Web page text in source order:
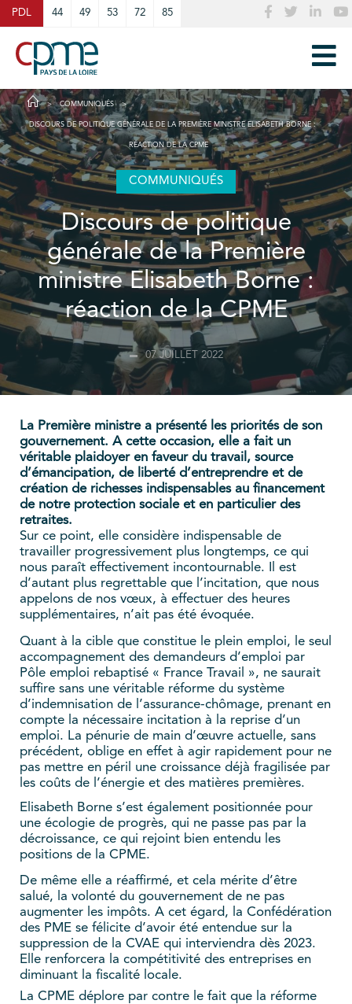
PDL 44 49 53 72 85
COMMUNIQUÉS
DISCOURS DE POLITIQUE GÉNÉRALE DE LA PREMIÈRE MINISTRE ELISABETH BORNE :
RÉACTION DE LA CPME
COMMUNIQUÉS
Discours de politique
générale de la Première
ministre Elisabeth Borne :
réaction de la CPME
07 JUILLET 2022
La Première ministre a présenté les priorités de son
gouvernement. A cette occasion, elle a fait un
véritable plaidoyer en faveur du travail, source
d’émancipation, de liberté d’entreprendre et de
création de richesses indispensables au financement
de notre protection sociale et en particulier des
retraites.
Sur ce point, elle considère indispensable de
travailler progressivement plus longtemps, ce qui
nous paraît effectivement incontournable. Il est
d’autant plus regrettable que l’incitation, que nous
appelons de nos vœux, à effectuer des heures
supplémentaires, n’ait pas été évoquée.
Quant à la cible que constitue le plein emploi, le seul
accompagnement des demandeurs d’emploi par
Pôle emploi rebaptisé « France Travail », ne saurait
suffire sans une véritable réforme du système
d’indemnisation de l’assurance-chômage, prenant en
compte la nécessaire incitation à la reprise d’un
emploi. La pénurie de main d’œuvre actuelle, sans
précédent, oblige en effet à agir rapidement pour ne
pas mettre en péril une croissance déjà fragilisée par
les coûts de l’énergie et des matières premières.
Elisabeth Borne s’est également positionnée pour
une écologie de progrès, qui ne passe pas par la
décroissance, ce qui rejoint bien entendu les
positions de la CPME.
De même elle a réaffirmé, et cela mérite d’être
salué, la volonté du gouvernement de ne pas
augmenter les impôts. A cet égard, la Confédération
des PME se félicite d’avoir été entendue sur la
suppression de la CVAE qui interviendra dès 2023.
Elle renforcera la compétitivité des entreprises en
diminuant la fiscalité locale.
La CPME déplore par contre le fait que la réforme
Cookies management panel